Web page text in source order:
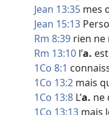
Jean 13:35 mes
Jean 15:13
Rm 8:39 rien ne
Rm 13:10 l’a.
1Co 8:1
1Co 13:2 mais
1Co 13:8 L’a. ne
1Co 13:13 mais